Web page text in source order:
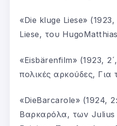
«Die kluge Liese»
Liese, του
«Eisbärenfilm» (1923,
πολικές αρκούδες,
«DieBarcarole» (1924,
Βαρκαρόλα, των Julius